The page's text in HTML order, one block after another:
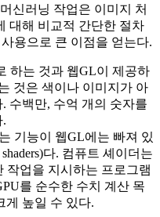
신러닝 작업은 이미지 처
대해 비교적 간단한 절차
용으로 큰 이점을 얻는다.
하는 것과 웹GL이 제공하
것은 색이나 이미지가 아
수백만, 수억 개의 숫자를
.
기능이 웹GL에는 빠져 있
다. 컴퓨트 셰이더는
작업을 지시하는 프로그램
를 순수한 수치 계산 목
게 높일 수 있다.